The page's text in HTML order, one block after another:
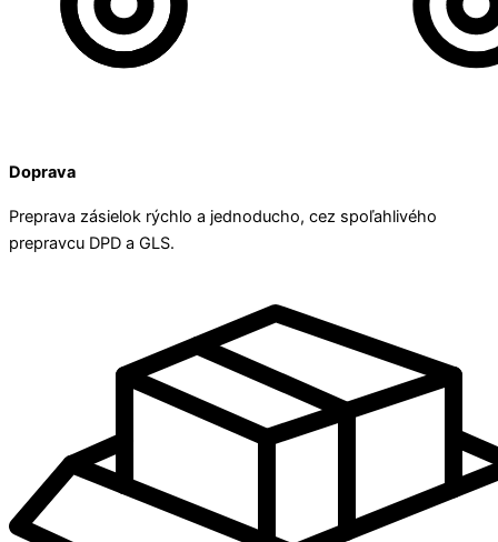
Doprava
Preprava zásielok rýchlo a jednoducho, cez spoľahlivého
prepravcu DPD a GLS.